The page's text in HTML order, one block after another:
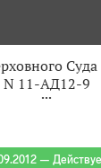
N 11-АД12-9
—